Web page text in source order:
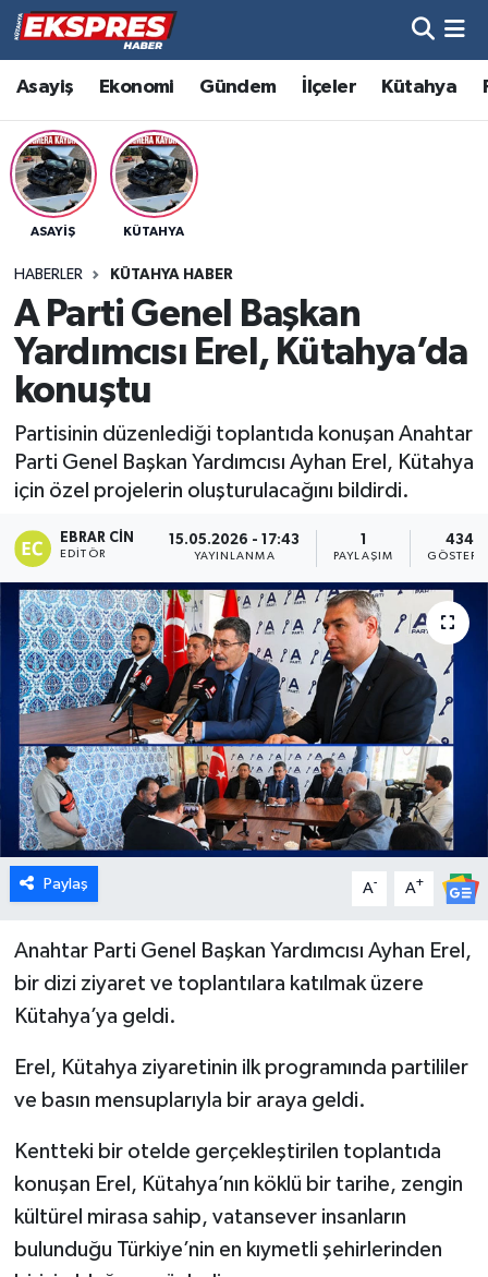
Asayiş Ekonomi Gündem İlçeler Kütahya
ASAYIŞ KÜTAHYA
HABERLER KÜTAHYA HABER
A Parti Genel Başkan
Yardımcısı Erel, Kütahya’da
konuştu
Partisinin düzenlediği toplantıda konuşan Anahtar
Parti Genel Başkan Yardımcısı Ayhan Erel, Kütahya
için özel projelerin oluşturulacağını bildirdi.
EBRAR CIN
EDITÖR
15.05.2026 - 17:43
YAYINLANMA PAYLAŞIM
434
Paylaş A- A+
Anahtar Parti Genel Başkan Yardımcısı Ayhan Erel,
bir dizi ziyaret ve toplantılara katılmak üzere
Kütahya’ya geldi.
Erel, Kütahya ziyaretinin ilk programında partililer
ve basın mensuplarıyla bir araya geldi.
Kentteki bir otelde gerçekleştirilen toplantıda
konuşan Erel, Kütahya’nın köklü bir tarihe, zengin
kültürel mirasa sahip, vatansever insanların
bulunduğu Türkiye’nin en kıymetli şehirlerinden
Altıntaş
Asayiş
Aslanapa
Bölge
Çavdarhisar
Dumlupınar
Dünya
Eğitim
Ekonomi
Emet
Foto Galeri
Gediz
Genel
Hisarcık
İlçeler
Köşe Yazıları
Kültür Sanat
Kütahya
Magazin
Hava Durumu
Trafik Durumu
Süper Lig Puan Durumu ve Fikstür
Son Dakika Haberleri
Haber Arşivi